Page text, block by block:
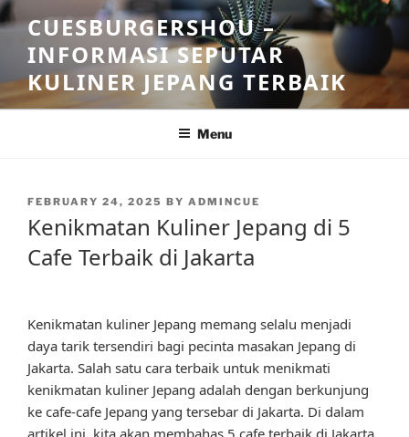
Skip
to
content
CUESBURGERSHOU –
INFORMASI SEPUTAR
KULINER JEPANG TERBAIK
Menu
POSTED
FEBRUARY 24, 2025 BY ADMINCUE
Kenikmatan Kuliner Jepang di 5
Cafe Terbaik di Jakarta
Kenikmatan kuliner Jepang memang selalu menjadi
daya tarik tersendiri bagi pecinta masakan Jepang di
Jakarta. Salah satu cara terbaik untuk menikmati
kenikmatan kuliner Jepang adalah dengan berkunjung
ke cafe-cafe Jepang yang tersebar di Jakarta. Di dalam